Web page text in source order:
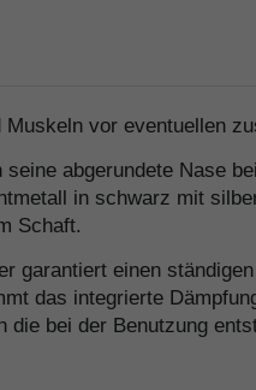
vor eventuellen
abgerundete Nase
in schwarz mit
Schaft.
garantiert einen
das integrierte
bei der Benutzung